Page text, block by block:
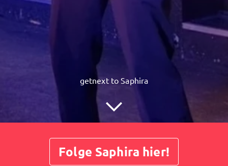
getnext to Saphira
Folge Saphira hier!